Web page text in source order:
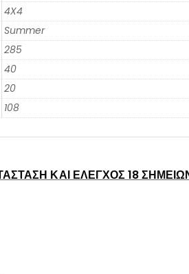
4X4
Summer
285
40
20
108
ΚΑΙ ΈΛΕΓΧΟΣ 18